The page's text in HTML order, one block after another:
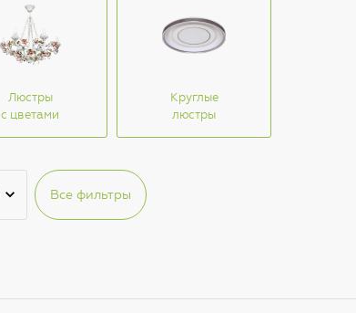
Люстры
с цветами
Круглые
люстры
Все фильтры